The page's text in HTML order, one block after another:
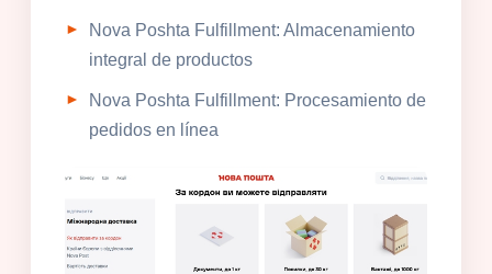
Nova Poshta Fulfillment: Almacenamiento
integral de productos
Nova Poshta Fulfillment: Procesamiento de
pedidos en línea